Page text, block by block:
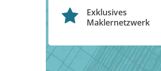
Exklusives
Maklernetzwerk